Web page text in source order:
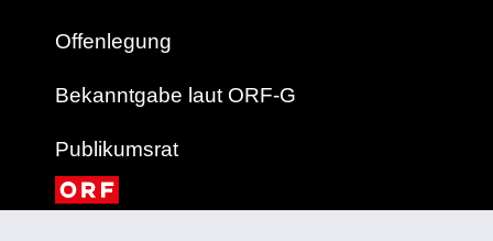
Offenlegung
Bekanntgabe laut ORF-G
Publikumsrat